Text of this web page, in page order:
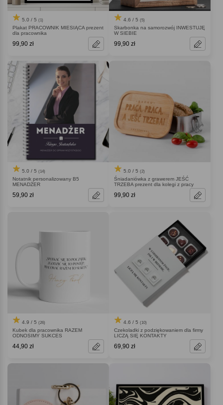
5.0 / 5 (1)
Plakat PRACOWNIK MIESIĄCA prezent
dla pracownika
99,90 zł
4.6 / 5 (5)
Skarbonka na samorozwój INWESTUJĘ
W SIEBIE
99,90 zł
5.0 / 5 (14)
Notatnik personalizowany B5
MENADŻER
59,90 zł
5.0 / 5 (2)
Śniadaniówka z grawerem JEŚĆ
TRZEBA prezent dla kolegi z pracy
99,90 zł
4.9 / 5 (26)
Kubek dla pracownika RAZEM
ODNOSIMY SUKCES
44,90 zł
4.6 / 5 (10)
Czekoladki z podziękowaniem dla firmy
LICZĄ SIĘ KONTAKTY
69,90 zł